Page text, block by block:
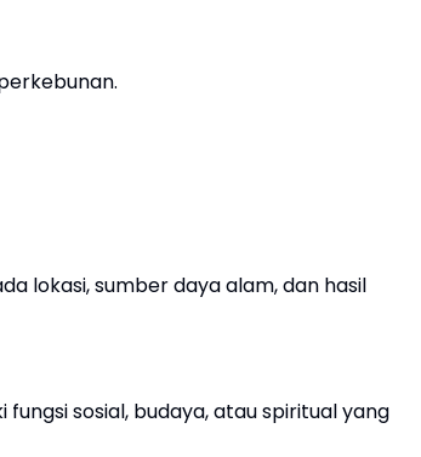
lokasi, sumber daya alam, dan hasil
sosial, budaya, atau spiritual yang